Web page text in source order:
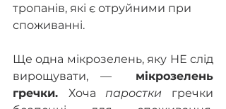
тропанів, які є отруйними при
споживанні.
Ще одна мікрозелень, яку НЕ слід
вирощувати, —
мікрозелень
гречки. Хоча паростки гречки